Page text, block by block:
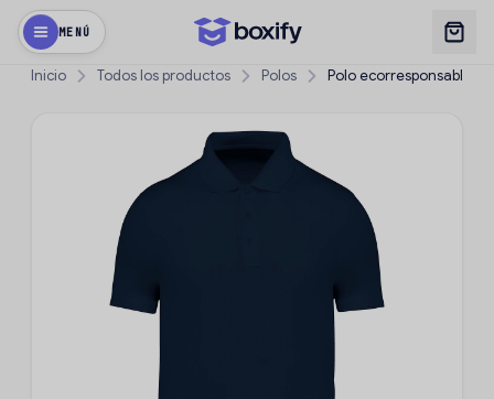
MENÚ
Inicio Todos los productos Polos Polo ecorresponsable